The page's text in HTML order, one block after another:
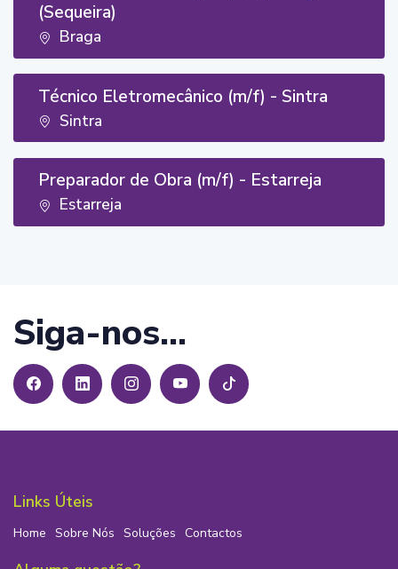
(Sequeira)
Braga
Técnico Eletromecânico (m/f) - Sintra
Sintra
Preparador de Obra (m/f) - Estarreja
Estarreja
Siga-nos...
Links Úteis
Home Sobre Nós Soluções Contactos